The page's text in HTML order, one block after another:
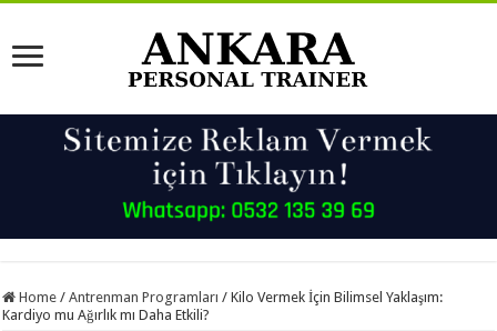
Home / Antrenman Programları / Kilo Vermek İçin Bilimsel Yaklaşım:
Kardiyo mu Ağırlık mı Daha Etkili?